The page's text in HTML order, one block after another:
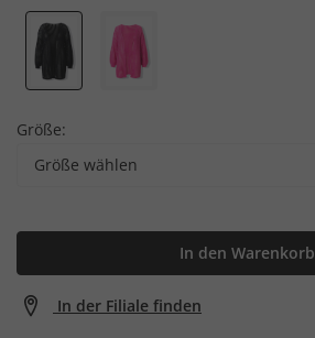
Größe:
Größe wählen
In den Warenkorb
In der Filiale finden